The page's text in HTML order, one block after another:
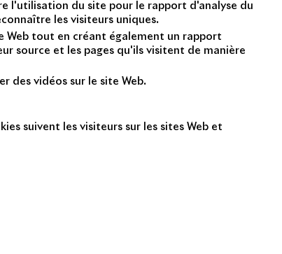
l'utilisation du site pour le rapport d'analyse du
les visiteurs uniques.
Web tout en créant également un rapport
source et les pages qu'ils visitent de manière
des vidéos sur le site Web.
suivent les visiteurs sur les sites Web et